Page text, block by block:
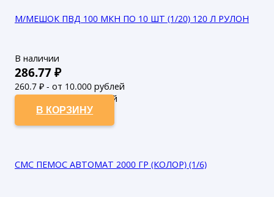
М/МЕШОК ПВД 100 МКН ПО 10 ШТ (1/20) 120 Л РУЛОН
В наличии
286.77₽
260.7 ₽ - от 10.000 рублей
237₽ - от 50.000 рублей
В КОРЗИНУ
СМС ПЕМОС АВТОМАТ 2000 ГР (КОЛОР) (1/6)